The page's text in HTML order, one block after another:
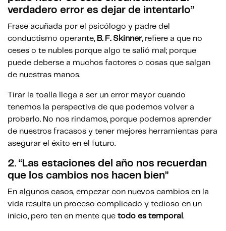
verdadero error es dejar de intentarlo”
Frase acuñada por el psicólogo y padre del
conductismo operante, B. F. Skinner, refiere a que no
ceses o te nubles porque algo te salió mal; porque
puede deberse a muchos factores o cosas que salgan
de nuestras manos.
Tirar la toalla llega a ser un error mayor cuando
tenemos la perspectiva de que podemos volver a
probarlo. No nos rindamos, porque podemos aprender
de nuestros fracasos y tener mejores herramientas para
asegurar el éxito en el futuro.
2. “Las estaciones del año nos recuerdan
que los cambios nos hacen bien”
En algunos casos, empezar con nuevos cambios en la
vida resulta un proceso complicado y tedioso en un
inicio, pero ten en mente que todo es temporal .